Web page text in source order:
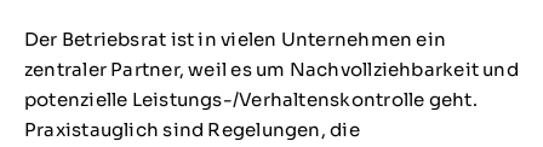
Der Betriebsrat ist in vielen Unternehmen ein
zentraler Partner, weil es um Nachvollziehbarkeit und
potenzielle Leistungs-/Verhaltenskontrolle geht.
Praxistauglich sind Regelungen, die